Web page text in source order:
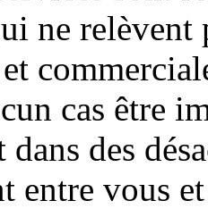
ne relèvent
cas être
dans des
entre vous